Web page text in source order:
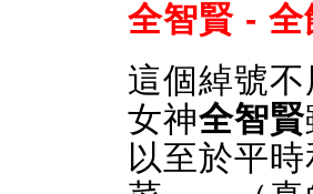
全智賢 - 全
這個綽號
女神全智賢
以至於平